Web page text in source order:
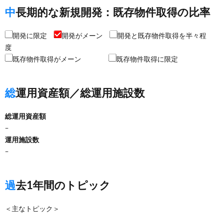
中長期的な新規開発：既存物件取得の比率
開発に限定 開発がメーン
開発と既存物件取得を半々程
度
既存物件取得がメーン
既存物件取得に限定
総運用資産額／総運用施設数
総運用資産額
–
運用施設数
–
過去1年間のトピック
＜主なトピック＞